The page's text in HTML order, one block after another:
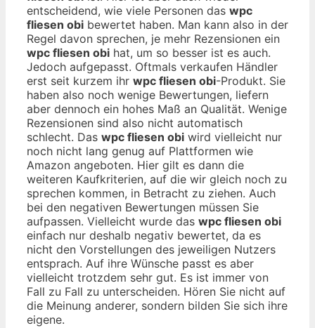
entscheidend, wie viele Personen das wpc
fliesen obi bewertet haben. Man kann also in der
Regel davon sprechen, je mehr Rezensionen ein
wpc fliesen obi hat, um so besser ist es auch.
Jedoch aufgepasst. Oftmals verkaufen Händler
erst seit kurzem ihr wpc fliesen obi-Produkt. Sie
haben also noch wenige Bewertungen, liefern
aber dennoch ein hohes Maß an Qualität. Wenige
Rezensionen sind also nicht automatisch
schlecht. Das wpc fliesen obi wird vielleicht nur
noch nicht lang genug auf Plattformen wie
Amazon angeboten. Hier gilt es dann die
weiteren Kaufkriterien, auf die wir gleich noch zu
sprechen kommen, in Betracht zu ziehen. Auch
bei den negativen Bewertungen müssen Sie
aufpassen. Vielleicht wurde das wpc fliesen obi
einfach nur deshalb negativ bewertet, da es
nicht den Vorstellungen des jeweiligen Nutzers
entsprach. Auf ihre Wünsche passt es aber
vielleicht trotzdem sehr gut. Es ist immer von
Fall zu Fall zu unterscheiden. Hören Sie nicht auf
die Meinung anderer, sondern bilden Sie sich ihre
eigene.